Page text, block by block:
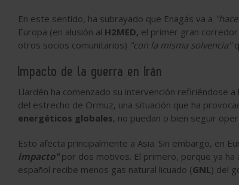
En este sentido, ha subrayado que Enagás va a
Europa (en alusión al H2MED, el primer gran
otros socios comunitarios) "con la misma solvencia"
Impacto de la guerra en Irán
Llardén ha comenzado su intervención refiriéndose a
del estrecho de Ormuz, una situación que ha
energéticos globales, no puedan o bien seguir
Esto afecta principalmente a Asia. Sin embargo, en
impacto"por dos motivos. El primero, porque ya
español recibe menos gas natural licuado (GNL) del